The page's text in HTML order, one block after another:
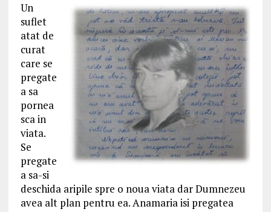
Un
suflet
atat de
curat
care se
pregate
a sa
pornea
sca in
viata.
Se
pregate
a sa-si
deschida aripile spre o noua viata dar Dumnezeu
avea alt plan pentru ea. Anamaria isi pregatea